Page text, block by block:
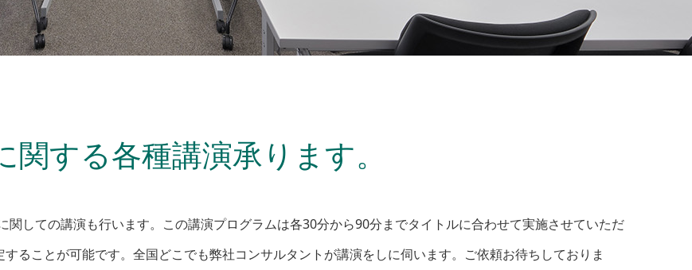
関する各種講演承ります。
しての講演も行います。この講演プログラムは各30分から90分までタイトルに合わせて実施させていただ
ることが可能です。全国どこでも弊社コンサルタントが講演をしに伺います。ご依頼お待ちしておりま